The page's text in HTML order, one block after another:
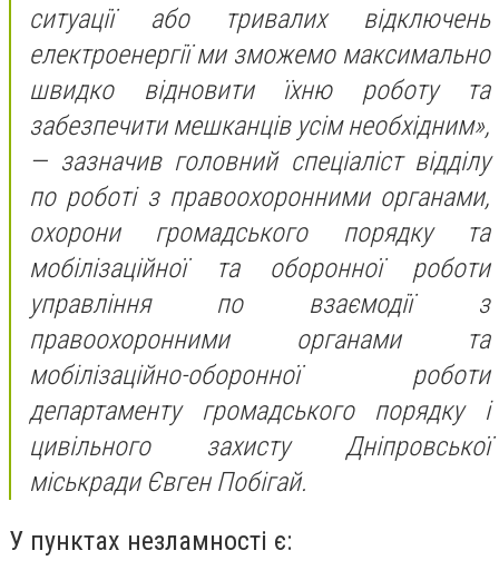
ситуації або тривалих відключень
електроенергії ми зможемо максимально
швидко відновити їхню роботу та
забезпечити мешканців усім необхідним»,
— зазначив головний спеціаліст відділу
по роботі з правоохоронними органами,
охорони громадського порядку та
мобілізаційної та оборонної роботи
управління по взаємодії з
правоохоронними органами та
мобілізаційно-оборонної роботи
департаменту громадського порядку і
цивільного захисту Дніпровської
міськради Євген Побігай.
У пунктах незламності є: